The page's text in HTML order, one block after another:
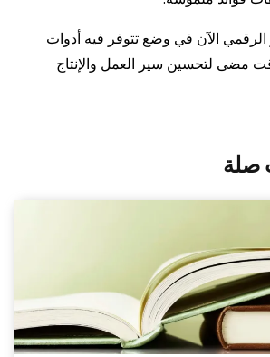
الآن في وضع تتوفر فيه أدوات
مضى لتحسين سير العمل والإنتاج
صلة